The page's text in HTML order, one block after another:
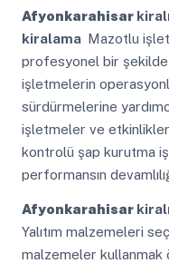
Afyonkarahisar
kiralama Mazotlu
profesyonel bir şekilde
işletmelerin
sürdürmelerine
işletmeler ve
kontrolü şap kurutma
performansın
Afyonkarahisar
Yalıtım malzemeleri
malzemeler kullanmak